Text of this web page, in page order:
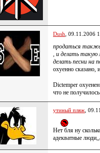
Dush , 09.11.2006
продаться
, и делать такую
делать песни на
охуенно сказано,
Dictemper
что не получилось
утиный пляж ,
Нет бля ну
адекватные